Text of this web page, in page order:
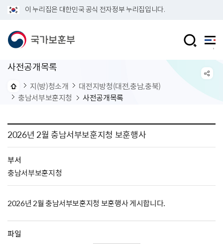
이 누리집은 대한민국 공식 전자정부 누리집입니다.
사전공개목록
지(방)청소개
대전지방청(대전,충남,충북)
충남서부보훈지청
사전공개목록
2026년 2월 충남서부보훈지청 보훈행사
부서
충남서부보훈지청
2026년 2월 충남서부보훈지청 보훈행사 게시합니다.
파일